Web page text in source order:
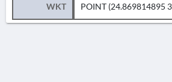
WKT POINT (24.869814895